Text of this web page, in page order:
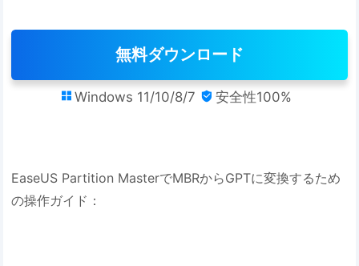
無料ダウンロード
 Windows 11/10/8/7  安全性100%
EaseUS Partition MasterでMBRからGPTに変換するため
の操作ガイド：